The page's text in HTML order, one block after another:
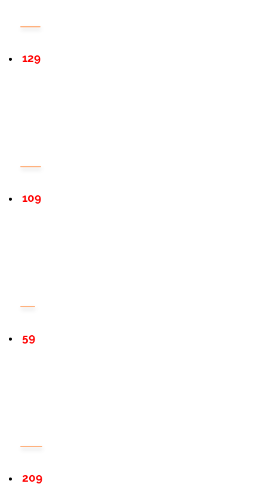
129
109
59
209